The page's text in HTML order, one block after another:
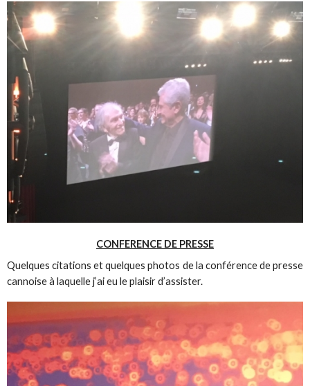
CONFERENCE DE PRESSE
Quelques citations et quelques photos de la conférence de presse
cannoise à laquelle j’ai eu le plaisir d’assister.